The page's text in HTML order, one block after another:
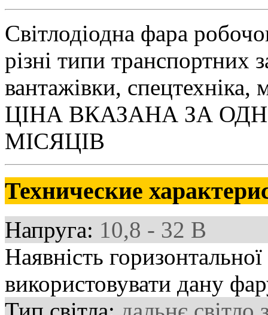
Світлодіодна фара
різні типи транспортних
вантажівки,
ЦІНА ВКАЗАНА ЗА
МІСЯЦІВ
Технические
Напруга: 10,8 - 32 В
Наявність
використовувати дану